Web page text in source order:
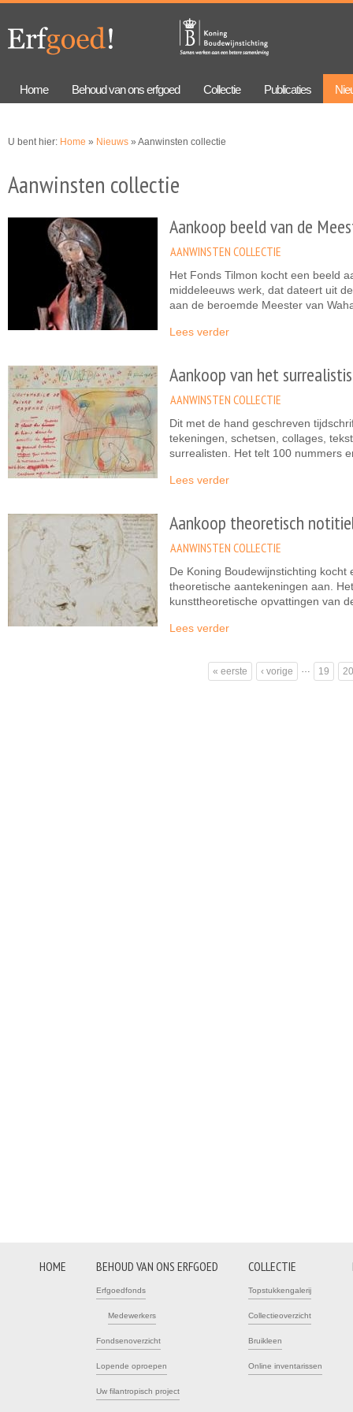
gaan
navigation
Home Behoud van ons erfgoed Collectie Publicaties
U bent hier: Home » Nieuws » Aanwinsten collectie
Aanwinsten collectie
Aankoop beeld van de
AANWINSTEN COLLECTIE
Het Fonds Tilmon kocht een beeld
middeleeuws werk, dat dateert uit
aan de beroemde Meester van
Lees verder
Aankoop van het
AANWINSTEN COLLECTIE
Dit met de hand geschreven
tekeningen, schetsen, collages,
surrealisten. Het telt 100 nummers
Lees verder
Aankoop theoretisch
AANWINSTEN COLLECTIE
De Koning Boudewijnstichting kocht
theoretische aantekeningen aan.
kunsttheoretische opvattingen van
Lees verder
« eerste ‹ vorige … 19 20
HOME BEHOUD VAN ONS ERFGOED
Erfgoedfonds
Medewerkers
Fondsenoverzicht
Lopende oproepen
Uw filantropisch project
COLLECTIE
Topstukkengalerij
Collectieoverzicht
Bruikleen
Online inventarissen